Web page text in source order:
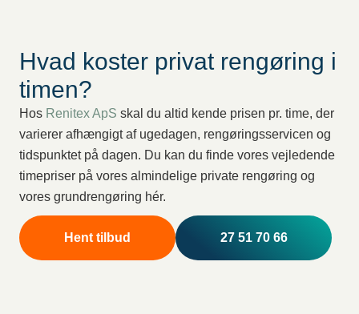
Hvad koster privat rengøring i
timen?
Hos Renitex ApS skal du altid kende prisen pr. time, der
varierer afhængigt af ugedagen, rengøringsservicen og
tidspunktet på dagen. Du kan du finde vores vejledende
timepriser på vores almindelige private rengøring og
vores grundrengøring hér.
Hent tilbud 27 51 70 66